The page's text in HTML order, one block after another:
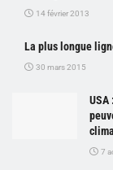
14 février 2013
La plus longue
30 mars 2015
USA
7